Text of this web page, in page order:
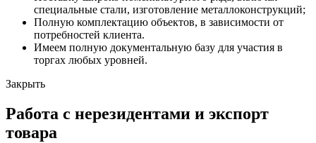
специальные стали, изготовление металлоконструкций;
Полную комплектацию объектов, в зависимости от
потребностей клиента.
Имеем полную документальную базу для участия в
торгах любых уровней.
Закрыть
Работа с нерезидентами и экспорт
товара